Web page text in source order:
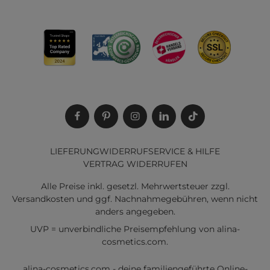
Entdecke jetzt die luxuriösen Kevin Murphy
Haarprodukte bei alina-cosmetics.com und
verwöhne dein Haar mit der besten Pflege.
LIEFERUNGWIDERRUFSERVICE & HILFE
VERTRAG WIDERRUFEN
Alle Preise inkl. gesetzl. Mehrwertsteuer zzgl.
Versandkosten und ggf. Nachnahmegebühren, wenn nicht
anders angegeben.
UVP = unverbindliche Preisempfehlung von alina-
cosmetics.com.